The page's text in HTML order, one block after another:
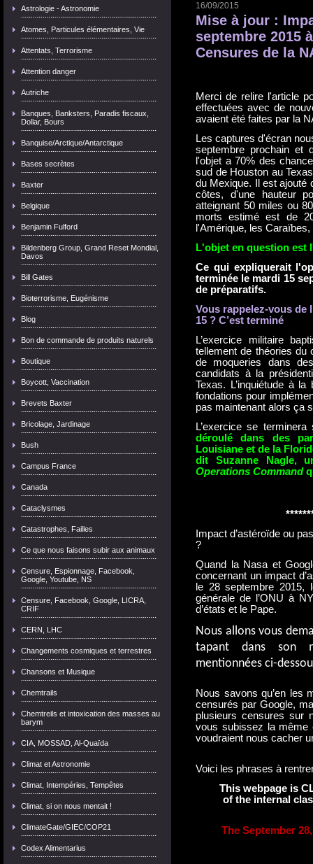
Astrologie - Astronomie
Atomes, Particules élémentaires, Vie
Attentats, Terrorisme
Attention danger
Autriche
Banques, Banksters, Paradis fiscaux,
Dollar, Bours
Banquise/Arctique/Antarctique
Bases secrètes
Baxter
Belgique
Benjamin Fulford
Bildenberg Group, Grand Reset Mondial,
Davos
Bill Gates
Bioterrorisme, Eugénisme
Blog
Bon de commande de produits naturels
Boutique
Boycott, Vaccination
Brevets Baxter
Bricolage, Jardinage
Bush
Campus France
Canada
Cataclysmes
Catastrophes, Failles
Ce que nous faisons subir aux animaux
Censure, Espionnage, Facebook,
Google, Youtube, NS
Censure, Facebook, Google, LICRA,
CRIF
CERN, LHC
Changements cosmiques et terrestres
Chansons et Musique
Chemtrails
Chemtreils et intoxication des masses au
barym
CIA, MOSSAD, Al-Quaïda
Climat et Astronomie
Climat, Intempéries, Tempêtes
Climat, si on nous mentait !
ClimateGate/GIEC/COP21
Codex Alimentarius
16/09/2015
Mise à jour :
septembre 2015
Censures de la
Merci de relire l'article
effectuées avec de
avaient été faites par la
Les captures d'écran
septembre prochain et
l'objet a 70% des
sud de Houston au
du Mexique. Il est ajouté
côtes, d'une hauteur
atteignant 50 miles ou
morts estimé est de
l'Amérique, les
L'objet en question est
Ce qui expliquerait
terminée le mardi 15
de préparatifs.
Vous rappelez-vous de
15 ? C’est terminé
L’exercice militaire
tellement de théories du
de moqueries dans
candidats à la
Texas. L’inquiétude à
fondations pour
pas maintenant alors ça
L’exercice se
déroulé dans des
Louisiane et de la
dit Suzanne Nagle,
Operations Command
Impact d’astéroïde ou
?
Quand la Nasa et
concernant un impact
le 28 septembre 2015,
générale de l’ONU à
d’états et le Pape.
Nous allons vous
tapant dans son
mentionnées ci-
Nous savons qu’en les
censurés par Google,
plusieurs censures sur
vous subissez la même
voudraient nous cacher
Voici les phrases à
This webpage is
of the internal
The September